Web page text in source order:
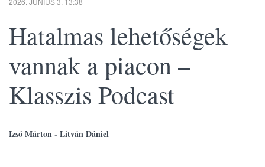
Hatalmas lehetőségek
vannak a piacon –
Klasszis Podcast
Izsó Márton - Litván Dániel